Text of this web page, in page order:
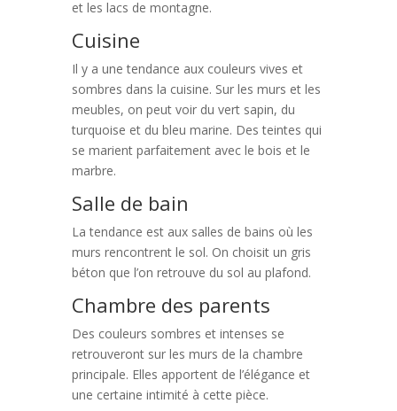
et les lacs de montagne.
Cuisine
Il y a une tendance aux couleurs vives et
sombres dans la cuisine. Sur les murs et les
meubles, on peut voir du vert sapin, du
turquoise et du bleu marine. Des teintes qui
se marient parfaitement avec le bois et le
marbre.
Salle de bain
La tendance est aux salles de bains où les
murs rencontrent le sol. On choisit un gris
béton que l’on retrouve du sol au plafond.
Chambre des parents
Des couleurs sombres et intenses se
retrouveront sur les murs de la chambre
principale. Elles apportent de l’élégance et
une certaine intimité à cette pièce.